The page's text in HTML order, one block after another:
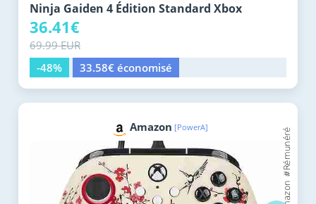
Ninja Gaiden 4 Édition Standard Xbox
36.41€
69.99 EUR
-48%
33.58€ économisé
Amazon [PowerA]